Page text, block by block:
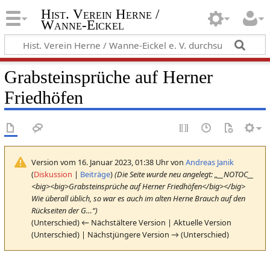
Hist. Verein Herne /
Wanne-Eickel
Grabsteinsprüche auf Herner
Friedhöfen
Version vom 16. Januar 2023, 01:38 Uhr von Andreas Janik
(Diskussion | Beiträge)(Die Seite wurde neu angelegt: „__NOTOC__
<big><big>Grabsteinsprüche auf Herner Friedhöfen</big></big>
Wie überall üblich, so war es auch im alten Herne Brauch auf den
Rückseiten der G…“)
(Unterschied) ← Nächstältere Version | Aktuelle Version
(Unterschied) | Nächstjüngere Version → (Unterschied)